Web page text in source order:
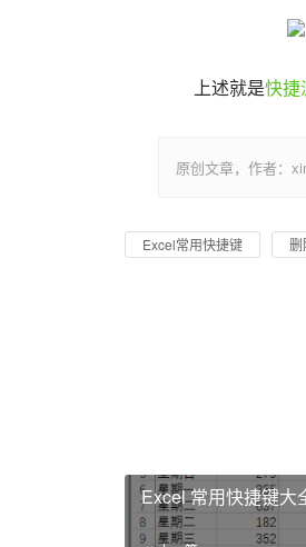
上述就是快捷
原创文章，作者：
Excel常用快捷键 删
Excel 常用快捷键大